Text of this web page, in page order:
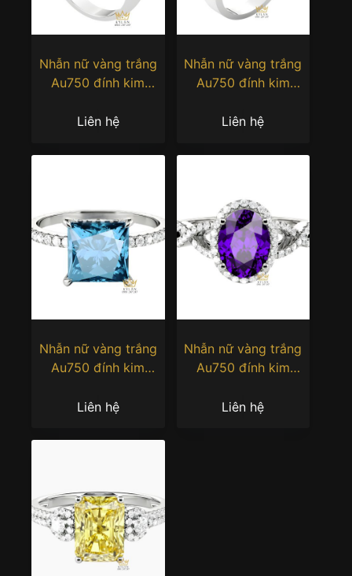
Nhẫn nữ vàng trắng
Au750 đính kim
Liên hệ
Nhẫn nữ vàng trắng
Au750 đính kim
Liên hệ
Nhẫn nữ vàng trắng
Au750 đính kim
Liên hệ
Nhẫn nữ vàng trắng
Au750 đính kim
Liên hệ